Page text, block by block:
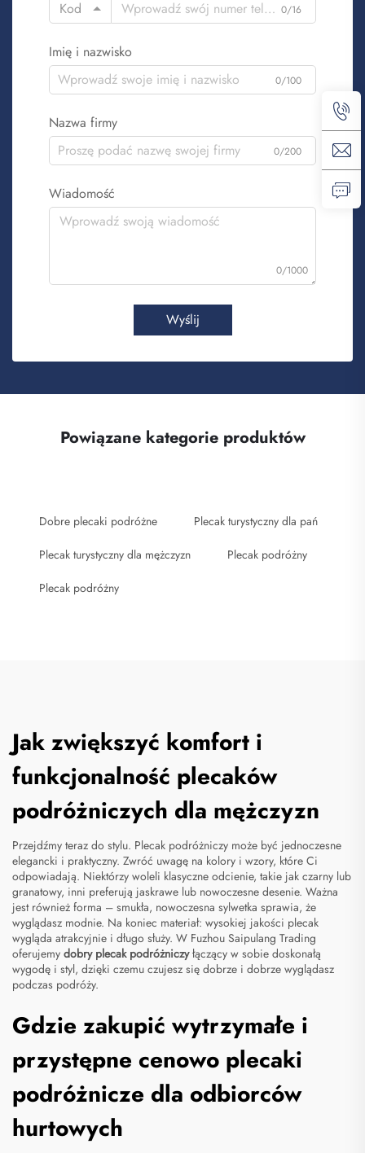
Kod 0/16
Imię i nazwisko
0/100
Nazwa firmy
0/200
Wiadomość
0/1000
Wyślij
Powiązane kategorie produktów
Dobre plecaki podróżne Plecak turystyczny dla pań
Plecak turystyczny dla mężczyzn Plecak podróżny
Plecak podróżny
Jak zwiększyć komfort i
funkcjonalność plecaków
podróżniczych dla mężczyzn
Przejdźmy teraz do stylu. Plecak podróżniczy może być jednoczesne
elegancki i praktyczny. Zwróć uwagę na kolory i wzory, które Ci
odpowiadają. Niektórzy woleli klasyczne odcienie, takie jak czarny lub
granatowy, inni preferują jaskrawe lub nowoczesne desenie. Ważna
jest również forma – smukła, nowoczesna sylwetka sprawia, że
wyglądasz modnie. Na koniec materiał: wysokiej jakości plecak
wygląda atrakcyjnie i długo służy. W Fuzhou Saipulang Trading
oferujemy dobry plecak podróżniczyłączący w sobie doskonałą
wygodę i styl, dzięki czemu czujesz się dobrze i dobrze wyglądasz
podczas podróży.
Gdzie zakupić wytrzymałe i
przystępne cenowo plecaki
podróżnicze dla odbiorców
hurtowych